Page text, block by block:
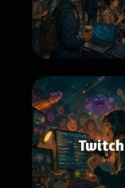
Twitch